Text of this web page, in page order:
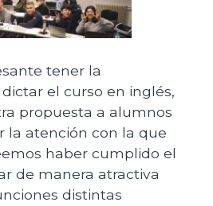
tener la
el curso en inglés,
propuesta a alumnos
la atención con la que
haber cumplido el
de manera atractiva
distintas